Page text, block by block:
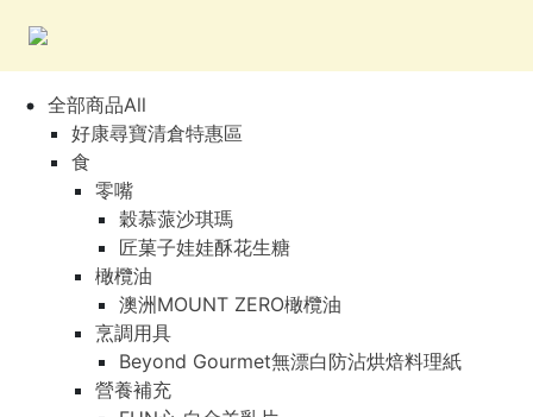
全部商品All
好康尋寶清倉特惠區
食
零嘴
穀慕蒎沙琪瑪
匠菓子娃娃酥花生糖
橄欖油
澳洲MOUNT ZERO橄欖油
烹調用具
Beyond Gourmet無漂白防沾烘焙料理紙
營養補充